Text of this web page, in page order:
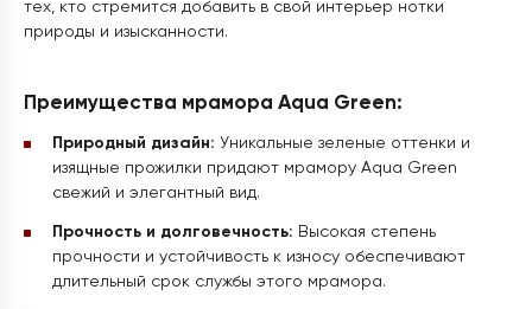
тех, кто стремится добавить в свой интерьер нотки
природы и изысканности.
Преимущества мрамора Aqua Green:
Природный дизайн: Уникальные зеленые оттенки и
изящные прожилки придают мрамору Aqua Green
свежий и элегантный вид.
Прочность и долговечность: Высокая степень
прочности и устойчивость к износу обеспечивают
длительный срок службы этого мрамора.